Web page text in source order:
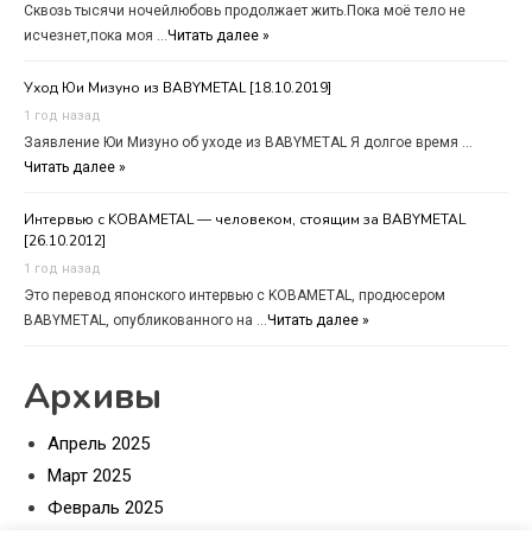
Сквозь тысячи ночейлюбовь продолжает жить.Пока моё тело не
исчезнет,пока моя …Читать далее »
Уход Юи Мизуно из BABYMETAL [18.10.2019]
1 год назад
Заявление Юи Мизуно об уходе из BABYMETAL Я долгое время …
Читать далее »
Интервью с KOBAMETAL — человеком, стоящим за BABYMETAL
[26.10.2012]
1 год назад
Это перевод японского интервью с KOBAMETAL, продюсером
BABYMETAL, опубликованного на …Читать далее »
Архивы
Апрель 2025
Март 2025
Февраль 2025